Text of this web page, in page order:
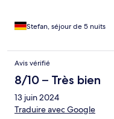
Stefan, séjour de 5 nuits
Avis vérifié
8/10 – Très bien
13 juin 2024
Traduire avec Google